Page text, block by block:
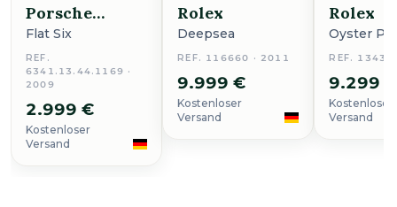
Porsche
Design
Flat Six
REF.
6341.13.44.1169 ·
2009
2.999 €
Kostenloser
Versand
Rolex
Deepsea
REF. 116660 · 2011
9.999 €
Kostenloser
Versand
Rolex
Oyster
REF.
9.299 €
Kostenloser
Versand